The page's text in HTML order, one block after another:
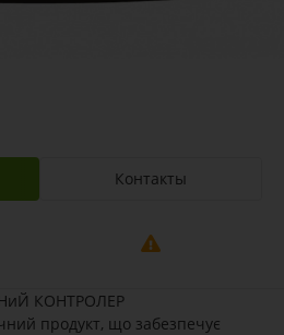
Контакты
КОНТРОЛЕР
продукт, що забезпечує